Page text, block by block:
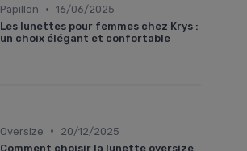
Papillon • 16/06/2025
Les lunettes pour femmes chez Krys :
un choix élégant et confortable
Oversize •
20/12/2025
Comment choisir la lunette oversize